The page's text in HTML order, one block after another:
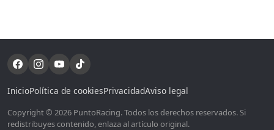
InicioPolítica de cookiesPrivacidadAviso legal
Copyright © 2026 PuntoRacing. Todos los derechos reservados. Si
redistribuyes contenido, enlaza al artículo original.